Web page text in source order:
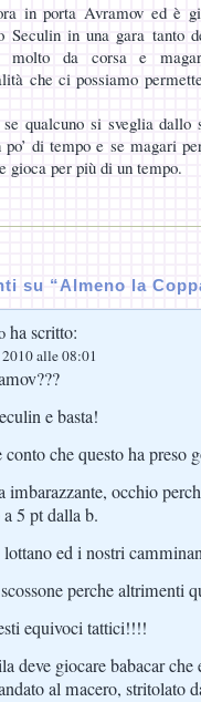
in porta Avramov ed è
Seculin in una gara tanto
molto da corsa e
che ci possiamo
qualcuno si sveglia
po’ di tempo e se magari
gioca per più di un tempo.
su “Almeno la
ha scritto:
alle 08:01
e basta!
conto che questo ha
imbarazzante, occhio
5 pt dalla b.
ed i nostri
perche altrimenti
equivoci tattici!!!!
deve giocare babacar
al macero, stritolato